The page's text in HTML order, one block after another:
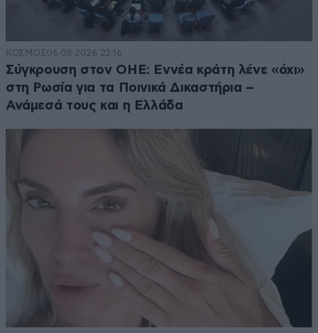
ΚΟΣΜΟΣ06·08·2026 22:16
Σύγκρουση στον ΟΗΕ: Εννέα κράτη λένε «όχι»
στη Ρωσία για τα Ποινικά Δικαστήρια –
Ανάμεσά τους και η Ελλάδα